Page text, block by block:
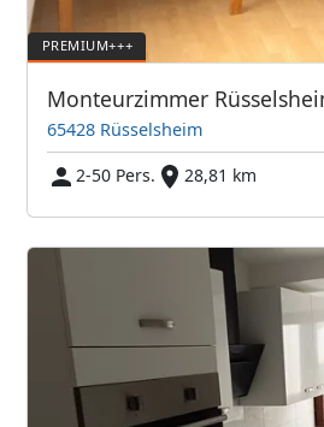
Monteurzimmer
65428 Rüsselsheim
2-50 Pers.
28,81 km